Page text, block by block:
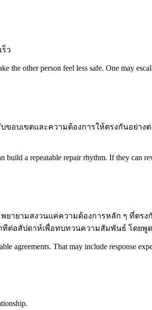
ว
the other person feel less safe. One may
บเขตและความต้องการให้ตรงกันอย่าง
build a repeatable repair rhythm. If they can
ายามสงวนแค่ความต้องการหลัก ๆ ที่ตร
ต่อสัปดาห์เพื่อทบทวนความสัมพันธ์ โดยพู
agreements. That may include response